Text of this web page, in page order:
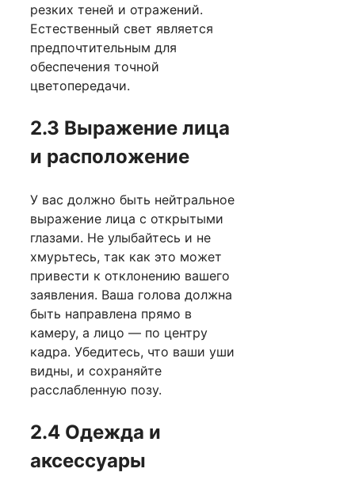
резких теней и отражений.
Естественный свет является
предпочтительным для
обеспечения точной
цветопередачи.
2.3 Выражение лица
и расположение
У вас должно быть нейтральное
выражение лица с открытыми
глазами. Не улыбайтесь и не
хмурьтесь, так как это может
привести к отклонению вашего
заявления. Ваша голова должна
быть направлена ​​прямо в
камеру, а лицо — по центру
кадра. Убедитесь, что ваши уши
видны, и сохраняйте
расслабленную позу.
2.4 Одежда и
аксессуары